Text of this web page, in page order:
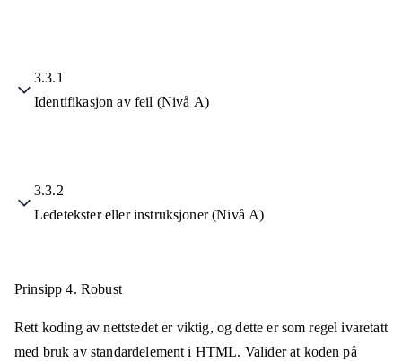
3.3.1
Identifikasjon av feil (Nivå A)
3.3.2
Ledetekster eller instruksjoner (Nivå A)
Prinsipp 4. Robust
Rett koding av nettstedet er viktig, og dette er som regel ivaretatt
med bruk av standardelement i HTML. Valider at koden på